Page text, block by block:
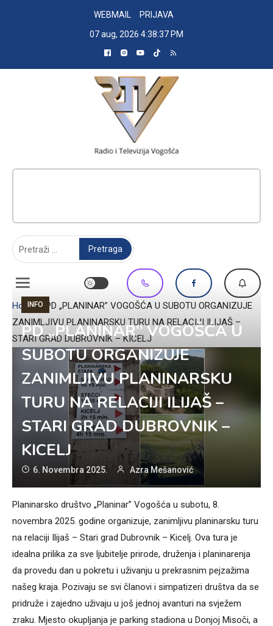
WEBMAIL
PRIJAVA
07 aug, 2026 4:38:38 PM
Home»
PD „PLANINAR” VOGOŠĆA U SUBOTU ORGANIZUJE
ZANIMLJIVU PLANINARSKU TURU NA RELACIJI ILIJAŠ –
STARI GRAD DUBROVNIK – KICELJ
INFO
PD „PLANINAR” VOGOŠĆA U
SUBOTU ORGANIZUJE
ZANIMLJIVU PLANINARSKU
TURU NA RELACIJI ILIJAŠ –
STARI GRAD DUBROVNIK –
KICELJ
6. Novembra 2025. Azra Mešanović
Planinarsko društvo „Planinar” Vogošća u subotu, 8.
novembra 2025. godine organizuje, zanimljivu planinarsku turu
na relaciji Ilijaš – Stari grad Dubrovnik – Kicelj. Ova tura je
idealna prilika za sve ljubitelje prirode, druženja i planinarenja
da provedu dan u pokretu i uživanju u prekrasnim pejzažima
našeg kraja. Pozivaju se svi članovi i simpatizeri društva da se
pridruže i zajedno uživaju u još jednoj avanturi na svježem
zraku. Mjesto okupljanja je parking stadiona u Donjoj Misoči, a